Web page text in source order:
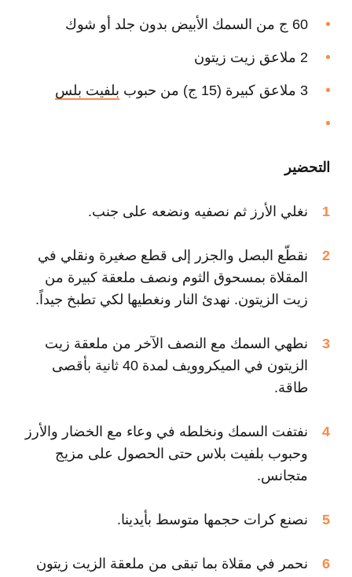
60 ج من السمك الأبيض بدون جلد أو شوك
2 ملاعق زيت زيتون
3 ملاعق كبيرة (15 ج) من حبوب بلفيت بلس
التحضير
نغلي الأرز ثم نصفيه ونضعه على جنب.
نقطّع البصل والجزر إلى قطع صغيرة ونقلي في
المقلاة بمسحوق الثوم ونصف ملعقة كبيرة من
زيت الزيتون. نهدئ النار ونغطيها لكي تطبخ جيداً.
نطهي السمك مع النصف الآخر من ملعقة زيت
الزيتون في الميكروويف لمدة 40 ثانية بأقصى
طاقة.
نفتفت السمك ونخلطه في وعاء مع الخضار والأرز
وحبوب بلفيت بلاس حتى الحصول على مزيج
متجانس.
نصنع كرات حجمها متوسط بأيدينا.
نحمر في مقلاة بما تبقى من ملعقة الزيت زيتون